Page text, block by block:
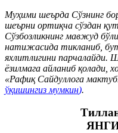
Муҳими шеърда Сўзнинг
шеърни ортиқча сўздан
Сўзбозликнинг мавжуд
натижасида тикланиб,
яхлитлигини парчалайди.
ёзилмага айланиб қолади,
«Рафиқ Сайдуллога
ўқишингиз мумкин).